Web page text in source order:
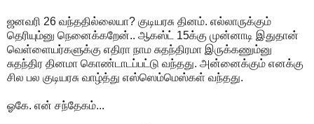
ஜனவரி 26 வந்ததில்லையா? குடியரசு தினம். எல்லாருக்கும்
தெரியும்னு நெனைக்கறேன்.. ஆகஸ்ட் 15க்கு முன்னாடி இதுதான்
வெள்ளையர்களுக்கு எதிரா நாம சுதந்திரமா இருக்கணும்னு
சுதந்திர தினமா கொண்டாடப்பட்டு வந்தது. அன்னைக்கும் எனக்கு
சில பல குடியரசு வாழ்த்து எஸ்ஸெம்மெஸ்கள் வந்தது.
ஓகே. என் சந்தேகம்...